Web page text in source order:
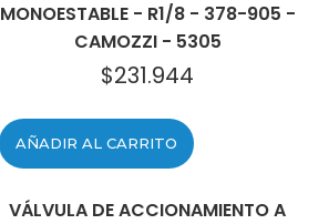
MONOESTABLE - R1/8 - 378-905 -
CAMOZZI - 5305
$231.944
AÑADIR AL CARRITO
VÁLVULA DE ACCIONAMIENTO A